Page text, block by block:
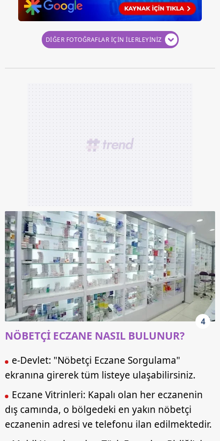
DİĞER FOTOĞRAFLAR İÇİN İLERLEYİNİZ
4
NÖBETÇİ ECZANE NASIL BULUNUR?
e-Devlet: "Nöbetçi Eczane Sorgulama"
ekranına girerek tüm listeye ulaşabilirsiniz.
Eczane Vitrinleri: Kapalı olan her eczanenin
dış camında, o bölgedeki en yakın nöbetçi
eczanenin adresi ve telefonu ilan edilmektedir.